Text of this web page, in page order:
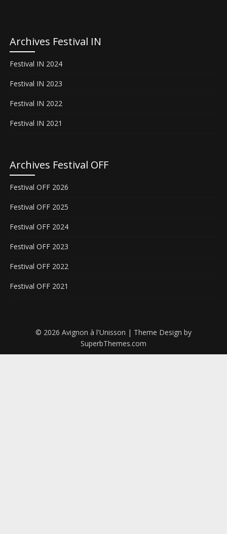
Archives Festival IN
Festival IN 2024
Festival IN 2023
Festival IN 2022
Festival IN 2021
Archives Festival OFF
Festival OFF 2026
Festival OFF 2025
Festival OFF 2024
Festival OFF 2023
Festival OFF 2022
Festival OFF 2021
© 2026 Avignon à l'Unisson | Theme Design by
SuperbThemes.com